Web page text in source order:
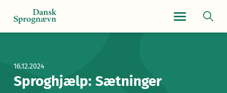
16.12.2024
Sproghjælp: Sætninger